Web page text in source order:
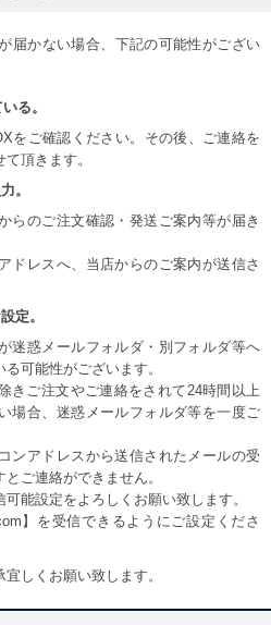
届かない場合、下記の可能性がござい
る。
をご確認ください。その後、ご連絡を
頂きます。
。
らのご注文確認・発送ご案内等が届き
ドレスへ、当店からのご案内が送信さ
定。
迷惑メールフォルダ・別フォルダ等へ
可能性がございます。
きご注文やご連絡をされて24時間以上
場合、迷惑メールフォルダ等を一度ご
ンアドレスから送信されたメールの受
ご連絡ができません。
能設定をよろしくお願い致します。
】を受信できるようにご設定くださ
しくお願い致します。